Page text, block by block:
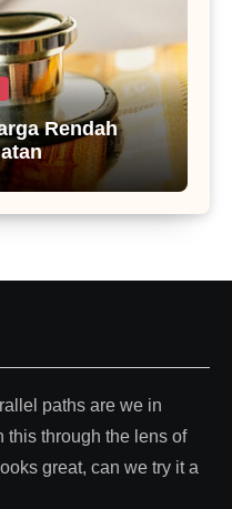
Rendah
paths are we in
this through the lens of
great, can we try it a